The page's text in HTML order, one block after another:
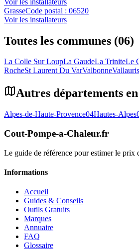
GrasseCode postal : 06520
Voir les installateurs
Toutes les communes (06)
La Colle Sur LoupLa GaudeLa TriniteLe
RocheSt Laurent Du VarValbonneVallauris
Autres départements en
Alpes-de-Haute-Provence04Hautes-Alpes
Cout-Pompe-a-Chaleur.fr
Le guide de référence pour estimer le prix
Informations
Accueil
Guides & Conseils
Outils Gratuits
Marques
Annuaire
FAQ
Glossaire